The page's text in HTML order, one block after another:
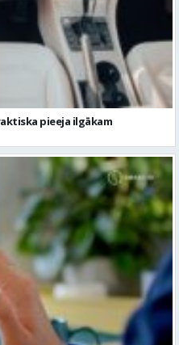
pieeja ilgākam